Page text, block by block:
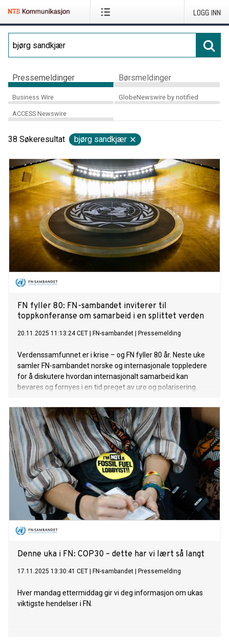
LOGG INN
Pressemeldinger Børsmeldinger
Business Wire GlobeNewswire by notified
ACCESS Newswire
38 Søkeresultat bjørg sandkjær
FN fyller 80: FN-sambandet inviterer til
toppkonferanse om samarbeid i en splittet verden
20.11.2025 11:13:24 CET FN-sambandet Pressemelding
Verdenssamfunnet er i krise – og FN fyller 80 år. Neste uke
samler FN-sambandet norske og internasjonale toppledere
for å diskutere hvordan internasjonalt samarbeid kan
bevares og fornyes i en tid preget av uro og polarisering.
Denne uka i FN: COP30 – dette har vi lært så langt
17.11.2025 13:30:41 CET FN-sambandet Pressemelding
Hver mandag ettermiddag gir vi deg informasjon om ukas
viktigste hendelser i FN.